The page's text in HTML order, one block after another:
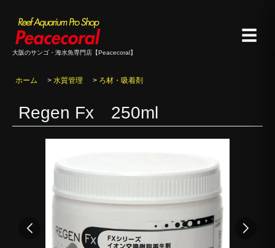
大阪のサンゴ・海水魚専門店【Peacecoral】
☰
ホーム > 水質管理 > ろ材・吸着剤
Regen Fx 250ml